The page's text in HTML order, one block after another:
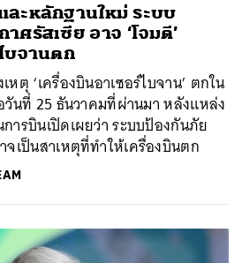
ะหลักฐานใหม่ ระบบ
ศรัสเซีย อาจ ‘โจมตี’
บจานตก
ตุ ‘เครื่องบินอาเซอร์ไบจาน’ ตกใน
นที่ 25 ธันวาคมที่ผ่านมา หลังแหล่ง
ารบินเปิดเผยว่า ระบบป้องกันภัย
จเป็นสาเหตุที่ทำให้เครื่องบินตก